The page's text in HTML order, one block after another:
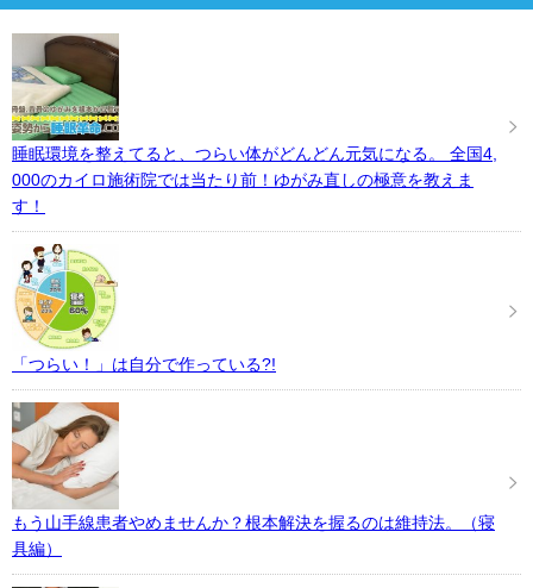
睡眠環境を整えてると、つらい体がどんどん元気になる。 全国4,
000のカイロ施術院では当たり前！ゆがみ直しの極意を教えま
す！
「つらい！」は自分で作っている?!
もう山手線患者やめませんか？根本解決を握るのは維持法。（寝
具編）